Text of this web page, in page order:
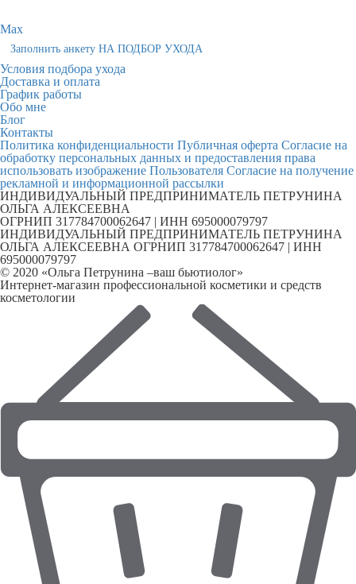
Max
Заполнить анкету НА ПОДБОР УХОДА
Условия подбора ухода
Доставка и оплата
График работы
Обо мне
Блог
Контакты
Политика конфиденциальности Публичная оферта Согласие на
обработку персональных данных и предоставления права
использовать изображение Пользователя Согласие на получение
рекламной и информационной рассылки
ИНДИВИДУАЛЬНЫЙ ПРЕДПРИНИМАТЕЛЬ ПЕТРУНИНА
ОЛЬГА АЛЕКСЕЕВНА
ОГРНИП 317784700062647 | ИНН 695000079797
ИНДИВИДУАЛЬНЫЙ ПРЕДПРИНИМАТЕЛЬ ПЕТРУНИНА
ОЛЬГА АЛЕКСЕЕВНА ОГРНИП 317784700062647 | ИНН
695000079797
© 2020 «Ольга Петрунина –ваш бьютиолог»
Интернет-магазин профессиональной косметики и средств
косметологии